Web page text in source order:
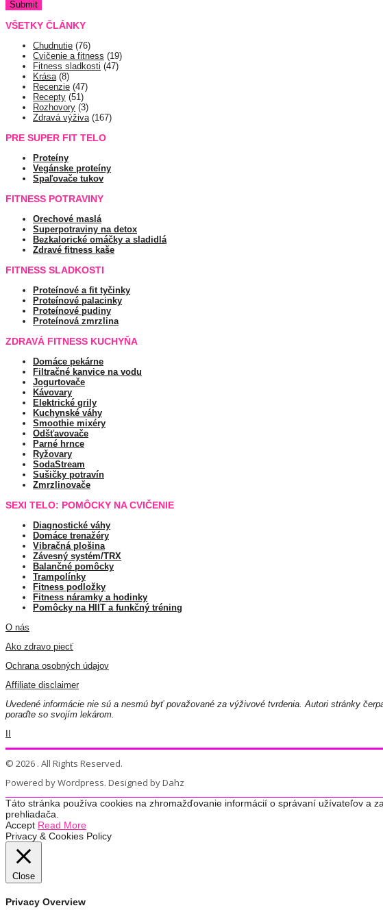
VŠETKY ČLÁNKY
Chudnutie (76)
Cvičenie a fitness (19)
Fitness sladkosti (47)
Krása (8)
Recenzie (47)
Recepty (51)
Rozhovory (3)
Zdravá výživa (167)
PRE SUPER FIT TELO
Proteíny
Vegánske proteíny
Spaľovače tukov
FITNESS POTRAVINY
Orechové maslá
Superpotraviny na detox
Bezkalorické omáčky a sladidlá
Zdravé fitness kaše
FITNESS SLADKOSTI
Proteínové a fit tyčinky
Proteínové palacinky
Proteínové pudiny
Proteínová zmrzlina
ZDRAVÁ FITNESS KUCHYŇA
Domáce pekárne
Filtračné kanvice na vodu
Jogurtovače
Kávovary
Elektrické grily
Kuchynské váhy
Smoothie mixéry
Odšťavovače
Parné hrnce
Ryžovary
SodaStream
Sušičky potravín
Zmrzlinovače
SEXI TELO: POMÔCKY NA CVIČENIE
Diagnostické váhy
Domáce trenažéry
Vibračná plošina
Závesný systém/TRX
Balančné pomôcky
Trampolínky
Fitness podložky
Fitness náramky a hodinky
Pomôcky na HIIT a funkčný tréning
O nás
Ako zdravo piecť
Ochrana osobných údajov
Affiliate disclaimer
Uvedené informácie nie sú a nesmú byť považované za výživové tvrdenia. Autori stránky
poraďte so svojím lekárom.
© 2026 . All Rights Reserved.
Powered by Wordpress. Designed by Dahz
Táto stránka používa cookies na zhromažďovanie informácií o správaní užívateľov a
prehliadača.
Accept Read More
Privacy & Cookies Policy
Close
Privacy Overview